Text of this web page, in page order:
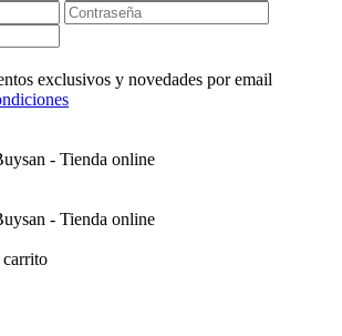
exclusivos y novedades por email
carrito